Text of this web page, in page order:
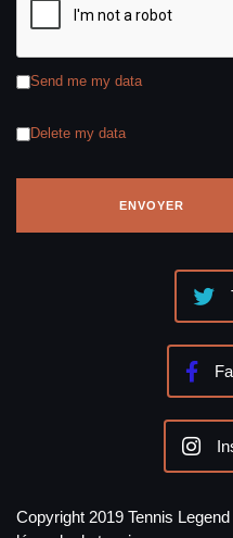
Send me my data
Delete my data
Copyright 2019 Tennis